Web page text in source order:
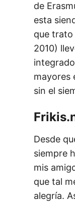
de
esta
que trato
2010)
mayores
sin el
Desde
siempre
mis
que tal
alegría.